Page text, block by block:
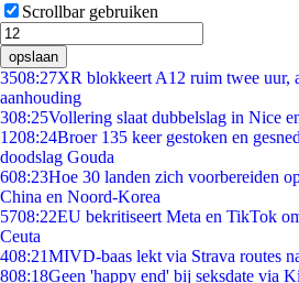
Scrollbar gebruiken
opslaan
3508:27XR blokkeert A12 ruim twee uur,
aanhouding
308:25Vollering slaat dubbelslag in Nice
1208:24Broer 135 keer gestoken en
doodslag Gouda
608:23Hoe 30 landen zich voorbereiden
China en Noord-Korea
5708:22EU bekritiseert Meta en TikTok
Ceuta
408:21MIVD-baas lekt via Strava routes
808:18Geen 'happy end' bij seksdate via